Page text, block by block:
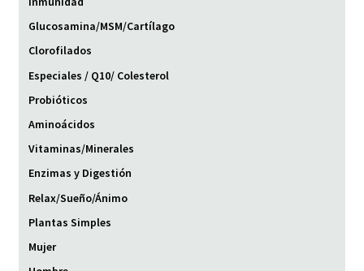
Glucosamina/MSM/Cartílago
Clorofilados
Especiales / Q10/ Colesterol
Probióticos
Aminoácidos
Vitaminas/Minerales
Enzimas y Digestión
Relax/Sueño/Ánimo
Plantas Simples
Mujer